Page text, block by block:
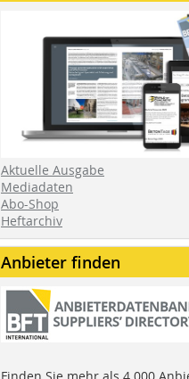
Aktuelle Ausgabe
Mediadaten
Abo-Shop
Heftarchiv
Anbieter finden